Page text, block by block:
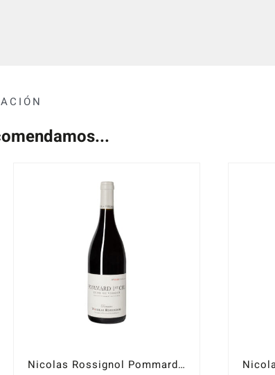
Nicolas Rossignol Pommard 1er cru Charmots 2020